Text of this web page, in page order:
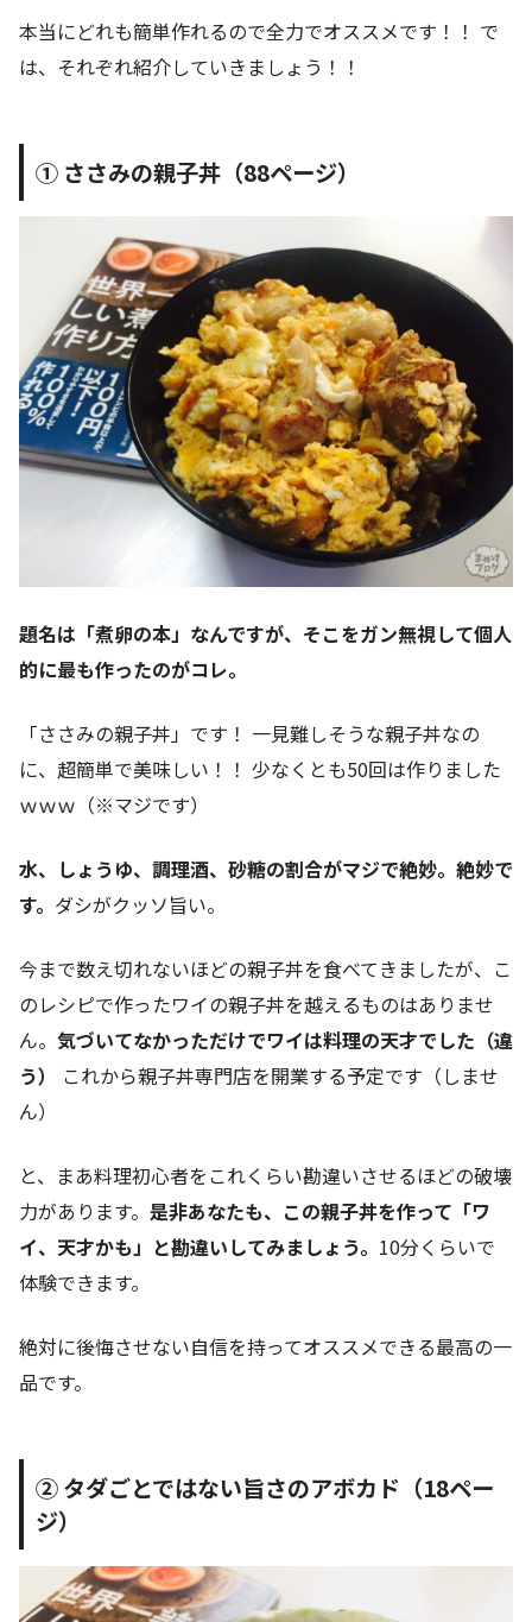
本当にどれも簡単作れるので全力でオススメです！！ で
は、それぞれ紹介していきましょう！！
① ささみの親子丼（88ページ）
題名は「煮卵の本」なんですが、そこをガン無視して個人
的に最も作ったのがコレ。
「ささみの親子丼」です！ 一見難しそうな親子丼なの
に、超簡単で美味しい！！ 少なくとも50回は作りました
ｗｗｗ（※マジです）
水、しょうゆ、調理酒、砂糖の割合がマジで絶妙。絶妙で
す。 ダシがクッソ旨い。
今まで数え切れないほどの親子丼を食べてきましたが、こ
のレシピで作ったワイの親子丼を越えるものはありませ
ん。 気づいてなかっただけでワイは料理の天才でした（違
う）
これから親子丼専門店を開業する予定です（しませ
ん）
と、まあ料理初心者をこれくらい勘違いさせるほどの破壊
力があります。 是非あなたも、この親子丼を作って「ワ
イ、天才かも」と勘違いしてみましょう。 10分くらいで
体験できます。
絶対に後悔させない自信を持ってオススメできる最高の一
品です。
② タダごとではない旨さのアボカド（18ペー
ジ）